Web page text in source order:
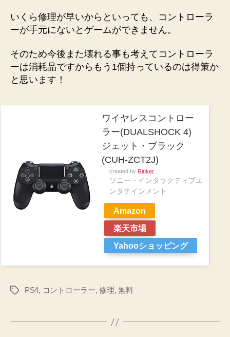
いくら修理が早いからといっても、コントローラ
ーが手元にないとゲームができません。
そのため今後また壊れる事も考えてコントローラ
ーは消耗品ですからもう1個持っているのは得策か
と思います！
ワイヤレスコントロー
ラー(DUALSHOCK 4)
ジェット・ブラック
(CUH-ZCT2J)
created by Rinker
ソニー・インタラクティブエ
ンタテインメント
Amazon
楽天市場
Yahooショッピング
タ
PS4, コントローラー,修理,無料